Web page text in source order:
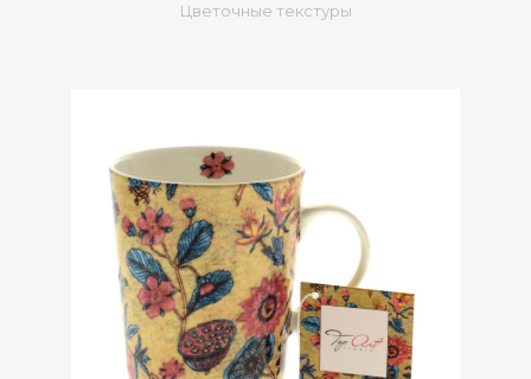
Цветочные текстуры